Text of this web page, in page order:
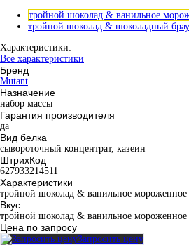
тройной шоколад & ванильное
тройной шоколад & шоколадный
Характеристики:
Все характеристики
Бренд
Mutant
Назначение
набор массы
Гарантия производителя
да
Вид белка
сывороточный концентрат, казеин
ШтрихКод
627933214511
Характеристики
тройной шоколад & ванильное мороженное
Вкус
тройной шоколад & ванильное мороженное
Цена по запросу
Запросить цену